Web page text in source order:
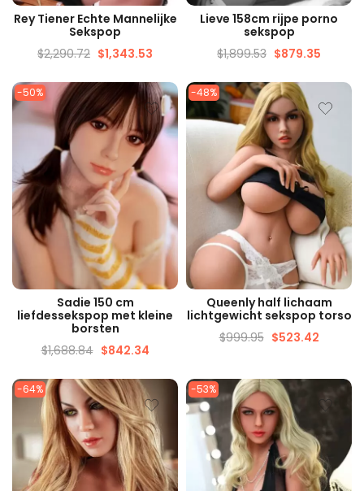
SNELLE WEERGAVE
Rey Tiener Echte Mannelijke
Sekspop
$2,290.72 $1,343.53
SNELLE WEERGAVE
Lieve 158cm rijpe porno
sekspop
$1,899.53 $879.35
-50%
SNELLE WEERGAVE
Sadie 150 cm
liefdessekspop met kleine
borsten
$1,688.84 $842.34
-48%
SNELLE WEERGAVE
Queenly half lichaam
lichtgewicht sekspop torso
$999.95 $523.42
-64% -53%